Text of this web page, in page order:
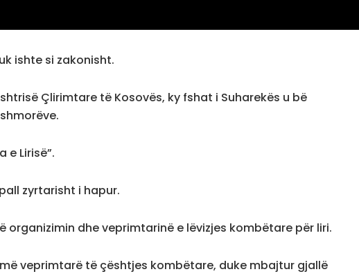
ishte si zakonisht.
Çlirimtare të Kosovës, ky fshat i Suharekës u bë
e Lirisë”.
zyrtarisht i hapur.
organizimin dhe veprimtarinë e lëvizjes kombëtare për liri.
veprimtarë të çështjes kombëtare, duke mbajtur gjallë